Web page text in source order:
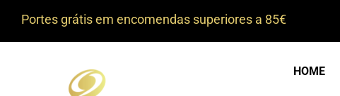
Portes grátis em encomendas superiores a 85€
HOME